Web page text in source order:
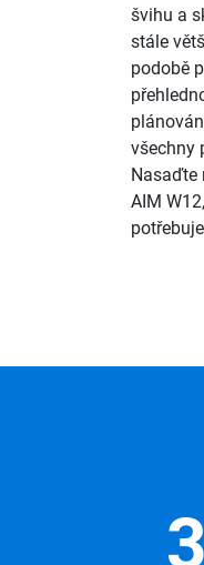
švihu a
stále
podobě
všechny
Nasaďte
AIM